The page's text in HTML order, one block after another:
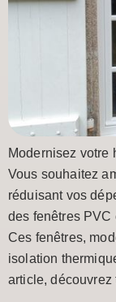
Modernisez votre
Vous souhaitez
réduisant vos
des fenêtres PVC
Ces fenêtres,
isolation
article,